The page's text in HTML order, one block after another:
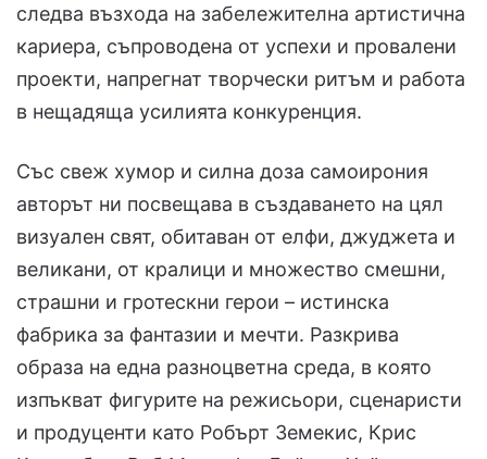
следва възхода на забележителна артистична
кариера, съпроводена от успехи и провалени
проекти, напрегнат творчески ритъм и работа
в нещадяща усилията конкуренция.
Със свеж хумор и силна доза самоирония
авторът ни посвещава в създаването на цял
визуален свят, обитаван от елфи, джуджета и
великани, от кралици и множество смешни,
страшни и гротескни герои – истинска
фабрика за фантазии и мечти. Разкрива
образа на една разноцветна среда, в която
изпъкват фигурите на режисьори, сценаристи
и продуценти като Робърт Земекис, Крис